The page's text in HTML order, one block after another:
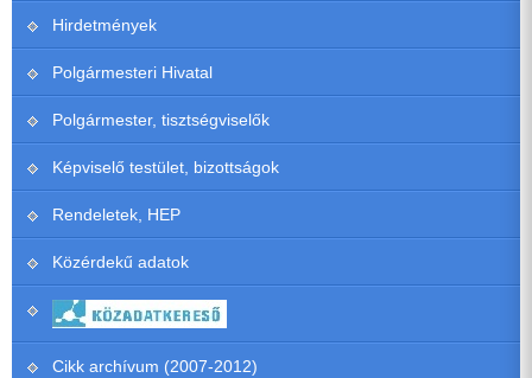
Hirdetmények
Polgármesteri Hivatal
Polgármester, tisztségviselők
Képviselő testület, bizottságok
Rendeletek, HEP
Közérdekű adatok
Cikk archívum (2007-2012)